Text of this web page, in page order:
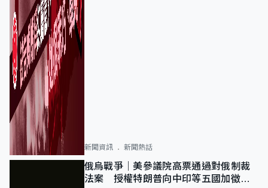
新聞資訊 新聞熱話
俄烏戰爭｜美參議院高票通過對俄制裁
法案 授權特朗普向中印等五國加徵